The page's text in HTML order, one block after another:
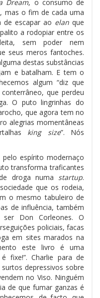
Dream, o consumo de
mas o fim de cada uma
de escapar ao elan que
a rodopiar entre os
sem poder nem
seus meros fantoches.
destas substâncias
e batalham. E tem o
algum “diz que
que perdeu
O puto lingrinhas do
que agora tem no
alegrias momentâneas
king size”. Nós
pelo espírito modernaço
transforma traficantes
droga numa startup.
que os rodeia,
o mesmo tabuleiro de
de influência, também
Don Corleones. O
policiais, facas
em sites marados na
este livro é uma
fixe!”. Charlie para de
depressivos sobre
no Viso. Ninguém
de que fumar ganzas é